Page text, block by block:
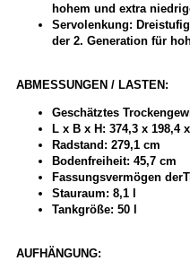
hohem und extra
Servolenkung:
der 2. Generation für
ABMESSUNGEN / LASTEN:
Geschätztes
L x B x H: 374,3 x 198,4
Radstand: 279,1 cm
Bodenfreiheit: 45,7 cm
Fassungsvermögen
Stauraum: 8,1 l
Tankgröße: 50 l
AUFHÄNGUNG: